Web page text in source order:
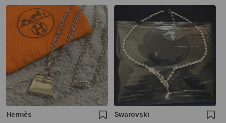
Hermès Swarovski